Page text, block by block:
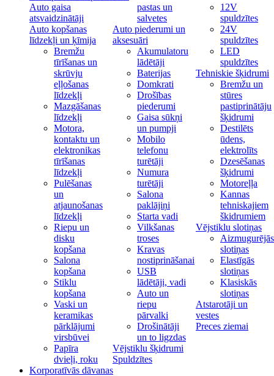
Auto gaisa
atsvaidzinātāji
Auto kopšanas
līdzekļi un ķīmija
Bremžu
tīrīšanas un
skrūvju
eļļošanas
līdzekļi
Mazgāšanas
līdzekļi
Motora,
kontaktu un
elektronikas
tīrīšanas
līdzekļi
Pulēšanas
un
atjaunošanas
līdzekļi
Riepu un
disku
kopšana
Salona
kopšana
Stiklu
kopšana
Vaski un
keramikas
pārklājumi
virsbūvei
Papīra
dvieļi, roku
pastas un
salvetes
Auto piederumi un
aksesuāri
Akumulatoru
lādētāji
Baterijas
Domkrati
Drošības
piederumi
Gaisa sūkņi
un pumpji
Mobilo
telefonu
turētāji
Numura
turētāji
Salona
paklājiņi
Starta vadi
Vilkšanas
troses
Kravas
nostiprināšanai
USB
lādētāji, vadi
Auto un
riepu
pārvalki
Drošinātāji
un to ligzdas
Vējstiklu šķidrumi
Spuldzītes
12V
spuldzītes
24V
spuldzītes
LED
spuldzītes
Tehniskie šķidrumi
Bremžu un
stūres
pastiprinātāju
šķidrumi
Destilēts
ūdens,
elektrolīts
Dzesēšanas
šķidrumi
Motoreļļa
Kannas
tehniskajiem
škidrumiem
Vējstiklu slotiņas
Aizmugurējās
slotiņas
Elastīgās
slotiņas
Klasiskās
slotiņas
Atstarotāji un
vestes
Preces ziemai
Korporatīvās dāvanas